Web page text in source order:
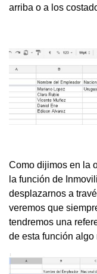
arriba o a los
Como dijimos en la
la función de
desplazarnos a
veremos que
tendremos una
de esta función algo